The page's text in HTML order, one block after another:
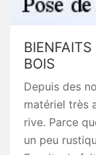
BOIS
Depuis des
matériel très
rive. Parce
un peu